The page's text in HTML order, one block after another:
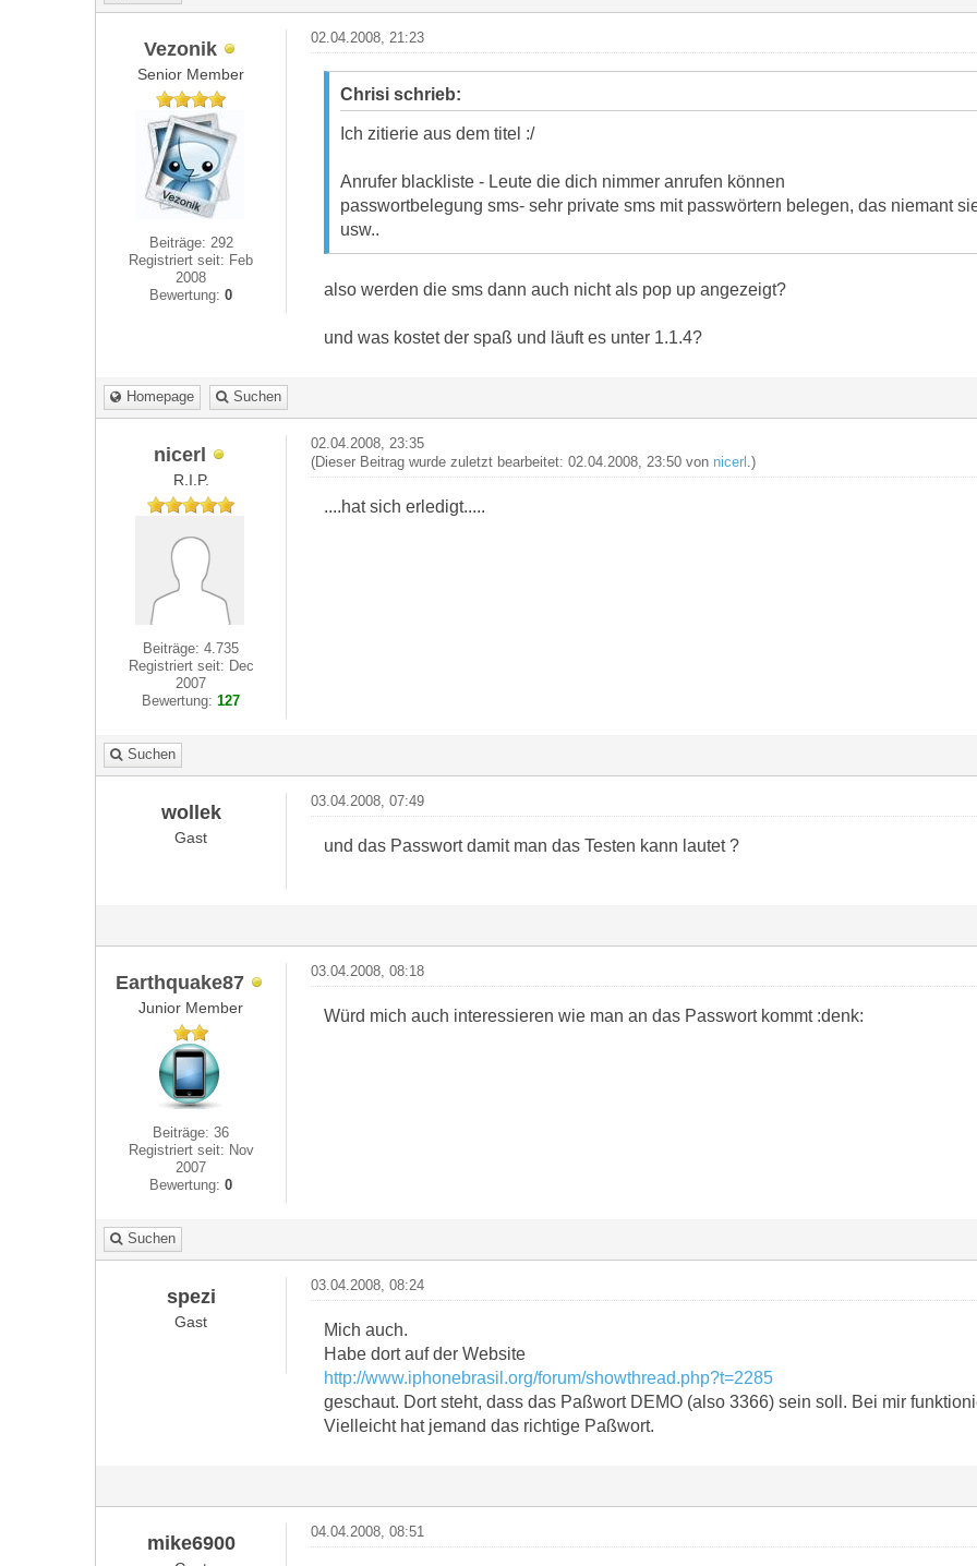
Vezonik
Senior Member
Beiträge: 292
Registriert seit: Feb
2008
Bewertung:0
02.04.2008, 21:23
Chrisi schrieb:
Ich zitierie aus dem titel :/
Anrufer blackliste - Leute die dich nimmer anrufen können
passwortbelegung sms- sehr private sms mit passwörtern belegen, das niemant
usw..
also werden die sms dann auch nicht als pop up angezeigt?
und was kostet der spaß und läuft es unter 1.1.4?
Homepage Suchen
nicerl
R.I.P.
Beiträge: 4.735
Registriert seit: Dec
2007
Bewertung:127
02.04.2008, 23:35
(Dieser Beitrag wurde zuletzt bearbeitet: 02.04.2008, 23:50 von nicerl .)
....hat sich erledigt.....
Suchen
wollek
Gast
03.04.2008, 07:49
und das Passwort damit man das Testen kann lautet ?
Earthquake87
Junior Member
Beiträge: 36
Registriert seit: Nov
2007
Bewertung:0
03.04.2008, 08:18
Würd mich auch interessieren wie man an das Passwort kommt :denk:
Suchen
spezi
Gast
03.04.2008, 08:24
Mich auch.
Habe dort auf der Website
http://www.iphonebrasil.org/forum/showthread.php?t=2285
geschaut. Dort steht, dass das Paßwort DEMO (also 3366) sein soll. Bei mir
Vielleicht hat jemand das richtige Paßwort.
mike6900 04.04.2008, 08:51